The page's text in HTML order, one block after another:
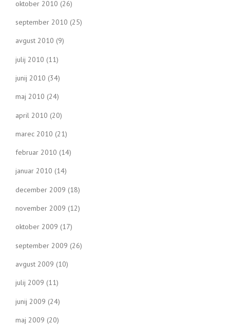
oktober 2010 (26)
september 2010 (25)
avgust 2010 (9)
julij 2010 (11)
junij 2010 (34)
maj 2010 (24)
april 2010 (20)
marec 2010 (21)
februar 2010 (14)
januar 2010 (14)
december 2009 (18)
november 2009 (12)
oktober 2009 (17)
september 2009 (26)
avgust 2009 (10)
julij 2009 (11)
junij 2009 (24)
maj 2009 (20)